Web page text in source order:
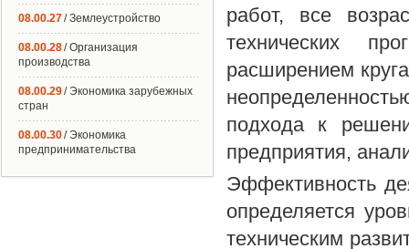
работ, все
технических
расширением
подхода к
предприятия,
Эффективность
определяется
техническим
08.00.27/ Землеустройство
08.00.28/ Организация
производства
08.00.29/ Экономика зарубежных
стран
08.00.30/ Экономика
предпринимательства